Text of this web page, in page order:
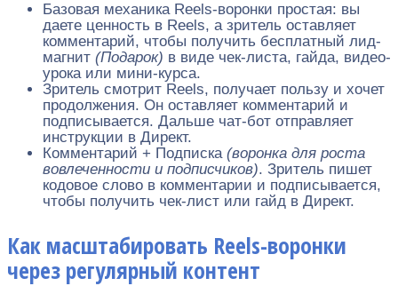
Базовая механика Reels-воронки простая: вы
даете ценность в Reels, а зритель оставляет
комментарий, чтобы получить бесплатный лид-
магнит (Подарок) в виде чек-листа, гайда, видео-
урока или мини-курса.
Зритель смотрит Reels, получает пользу и хочет
продолжения. Он оставляет комментарий и
подписывается. Дальше чат-бот отправляет
инструкции в Директ.
Комментарий + Подписка (воронка для роста
вовлеченности и подписчиков). Зритель пишет
кодовое слово в комментарии и подписывается,
чтобы получить чек-лист или гайд в Директ.
Как масштабировать Reels-воронки
через регулярный контент